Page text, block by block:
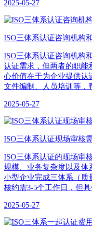
2025-05-27
ISO三体系认证咨询机构
ISO三体系认证咨询机构
认证需求，但两者的职能
心价值在于为企业提供认
文件编制、人员培训等，
2025-05-27
ISO三体系认证现场审核
ISO三体系认证的现场审
规模、业务复杂度以及体
小型企业完成三体系（质
核约需3-5个工作日，但具
2025-05-27